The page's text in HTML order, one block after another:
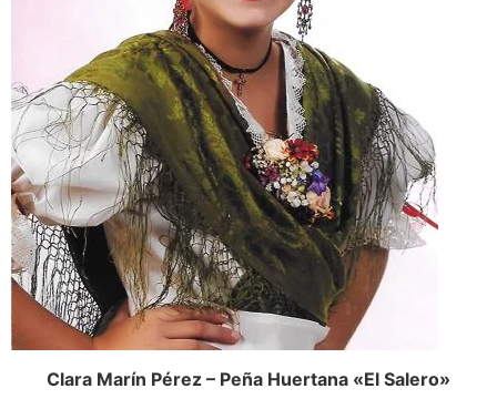
Clara Marín Pérez – Peña Huertana «El Salero»